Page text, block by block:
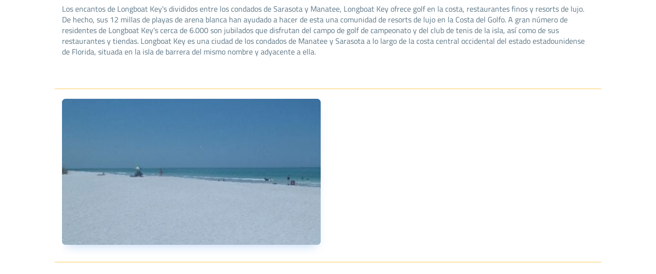
Los encantos de Longboat Key's divididos entre los condados de Sarasota y Manatee, Longboat Key ofrece golf en la costa, restaurantes finos y resorts de lujo.
De hecho, sus 12 millas de playas de arena blanca han ayudado a hacer de esta una comunidad de resorts de lujo en la Costa del Golfo. A gran número de
residentes de Longboat Key's cerca de 6.000 son jubilados que disfrutan del campo de golf de campeonato y del club de tenis de la isla, así como de sus
restaurantes y tiendas. Longboat Key es una ciudad de los condados de Manatee y Sarasota a lo largo de la costa central occidental del estado estadounidense
de Florida, situada en la isla de barrera del mismo nombre y adyacente a ella.